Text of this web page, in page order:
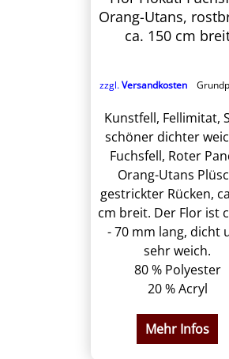
Orang-Utans,
ca. 150 cm
zzgl.Versandkosten
Kunstfell, Fellimitat,
schöner dichter
Fuchsfell, Roter
Orang-Utans
gestrickter Rücken,
cm breit. Der Flor ist
- 70 mm lang, dicht
sehr weich.
80 % Polyester
20 % Acryl
Mehr Infos